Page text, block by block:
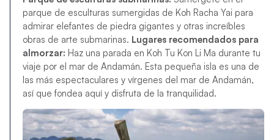
parque de esculturas sumergidas de Koh Racha Yai para
admirar elefantes de piedra gigantes y otras increíbles
obras de arte submarinas. Lugares recomendados para
almorzar: Haz una parada en Koh Tu Kon Li Ma durante tu
viaje por el mar de Andamán. Esta pequeña isla es una de
las más espectaculares y vírgenes del mar de Andamán,
así que fondea aquí y disfruta de la tranquilidad.